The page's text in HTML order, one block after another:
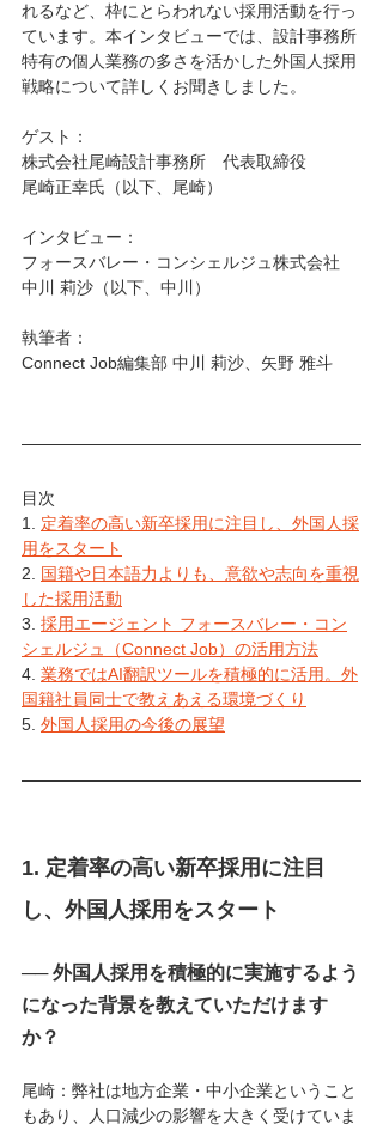
れるなど、枠にとらわれない採用活動を行っ
ています。本インタビューでは、設計事務所
特有の個人業務の多さを活かした外国人採用
戦略について詳しくお聞きしました。
ゲスト：
株式会社尾崎設計事務所　代表取締役
尾崎正幸氏（以下、尾崎）
インタビュー：
フォースバレー・コンシェルジュ株式会社
中川 莉沙（以下、中川）
執筆者：
Connect Job編集部 中川 莉沙、矢野 雅斗
目次
1. 定着率の高い新卒採用に注目し、外国人採
用をスタート
2. 国籍や日本語力よりも、意欲や志向を重視
した採用活動
3. 採用エージェント フォースバレー・コン
シェルジュ（Connect Job）の活用方法
4. 業務ではAI翻訳ツールを積極的に活用。外
国籍社員同士で教えあえる環境づくり
5. 外国人採用の今後の展望
1. 定着率の高い新卒採用に注目
し、外国人採用をスタート
── 外国人採用を積極的に実施するよう
になった背景を教えていただけます
か？
尾崎：弊社は地方企業・中小企業ということ
もあり、人口減少の影響を大きく受けていま